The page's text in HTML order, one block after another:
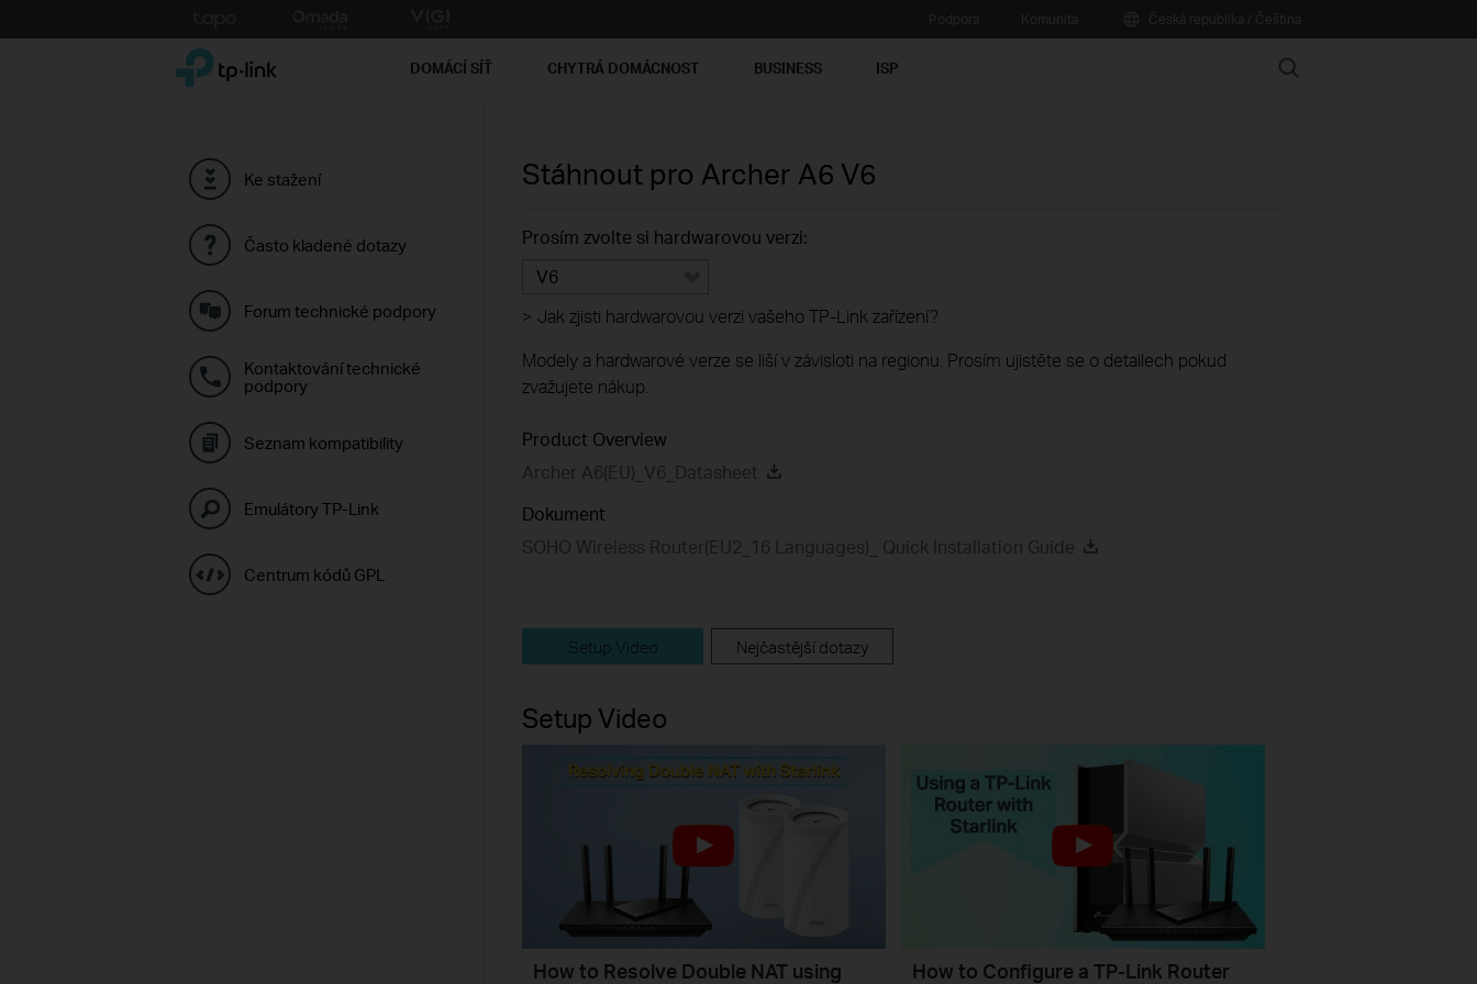
to
TP-Link, Reliably Smart DOMÁCÍ SÍŤ CHYTRÁ DOMÁCNOST BUSINESS ISP Search
Ke stažení
Často kladené dotazy
Forum technické podpory
Kontaktování technické
podpory
Seznam kompatibility
Emulátory TP-Link
Centrum kódů GPL
Stáhnout pro Archer A6 V6
Prosím zvolte si hardwarovou verzi:
V6
> Jak zjisti hardwarovou verzi vašeho TP-Link zařízení?
Modely a hardwarové verze se liší v závisloti na regionu. Prosím ujistěte se o detailech pokud
zvažujete nákup.
Product Overview
Archer A6(EU)_V6_Datasheet
Dokument
SOHO Wireless Router(EU2_16 Languages)_ Quick Installation Guide
Setup Video Nejčastější dotazy
Setup Video
How to Resolve Double NAT using
How to Configure a TP-Link Router